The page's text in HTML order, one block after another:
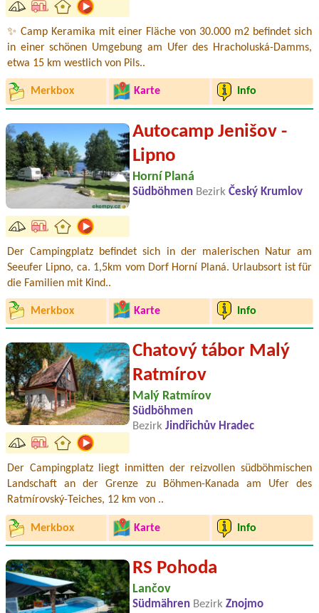
✨ Camp Keramika mit einer Fläche von 30.000 m2 befindet sich
in einer schönen Umgebung am Ufer des Hracholuská-Damms,
etwa 15 km westlich von Pils..
Merkbox Karte Info
Autocamp Jenišov -
Lipno
Horní Planá
Südböhmen Bezirk Český Krumlov
Der Campingplatz befindet sich in der malerischen Natur am
Seeufer Lipno, ca. 1,5km vom Dorf Horní Planá. Urlaubsort ist für
die Familien mit Kind..
Merkbox Karte Info
Chatový tábor Malý
Ratmírov
Malý Ratmírov
Südböhmen
Bezirk Jindřichův Hradec
Der Campingplatz liegt inmitten der reizvollen südböhmischen
Landschaft an der Grenze zu Böhmen-Kanada am Ufer des
Ratmírovský-Teiches, 12 km von ..
Merkbox Karte Info
RS Pohoda
Lančov
Südmähren Bezirk Znojmo